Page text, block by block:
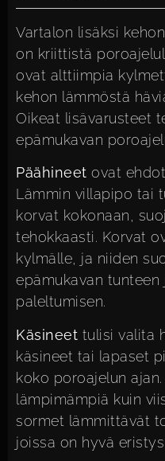
Vartalon lisäksi
on kriittistä
ovat alttiimpia
kehon lämmöstä
Oikeat lisävarusteet
epämukavan
Päähineet ovat
Lämmin villapipo tai
korvat kokonaan,
tehokkaasti. Korvat
kylmälle, ja niiden
epämukavan tunteen
paleltumisen.
Käsineet tulisi valita
käsineet tai lapaset
koko poroajelun
lämpimämpiä kuin
sormet lämmittävät
joissa on hyvä